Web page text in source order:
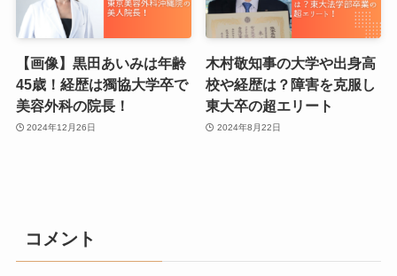
【画像】黒田あいみは年齢
45歳！経歴は獨協大学卒で
美容外科の院長！
2024年12月26日
木村敬知事の大学や出身高
校や経歴は？障害を克服し
東大卒の超エリート
2024年8月22日
コメント